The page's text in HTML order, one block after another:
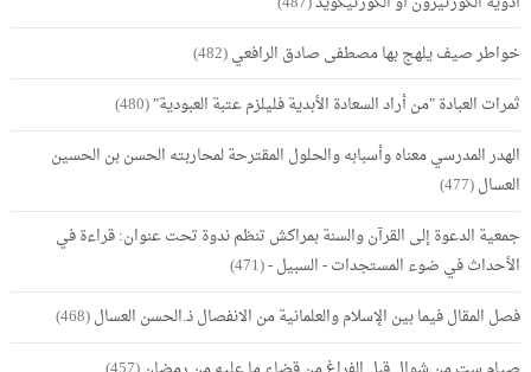
خواطر صيف يلهج بها مصطفى صادق الرافعي(482)
ثمرات العبادة "من أراد السعادة الأبدية فليلزم عتبة العبودية"(480)
الهدر المدرسي معناه وأسبابه والحلول المقترحة لمحاربته الحسن بن الحسين
العسال(477)
جمعية الدعوة إلى القرآن والسنة بمراكش تنظم ندوة تحت عنوان: قراءة في
الأحداث في ضوء المستجدات - السبيل -(471)
فصل المقال فيما بين الإسلام والعلمانية من الانفصال ذ.الحسن العسال(468)